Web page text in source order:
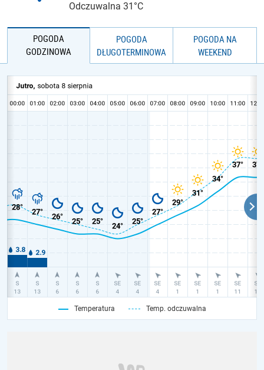
Odczuwalna 31°C
POGODA
GODZINOWA
POGODA
DŁUGOTERMINOWA
POGODA NA
WEEKEND
Temperatura Temp. odczuwalna